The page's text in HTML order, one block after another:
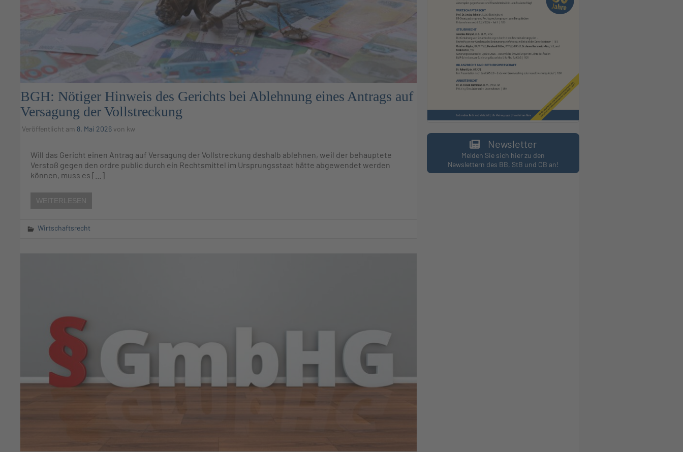
BGH: Nötiger Hinweis des Gerichts bei Ablehnung eines Antrags auf
Versagung der Vollstreckung
Veröffentlicht am 8. Mai 2026von kw
Will das Gericht einen Antrag auf Versagung der Vollstreckung deshalb ablehnen, weil der behauptete
Verstoß gegen den ordre public durch ein Rechtsmittel im Ursprungsstaat hätte abgewendet werden
können, muss es […]
WEITERLESEN
Wirtschaftsrecht
Newsletter
Melden Sie sich hier zu den
Newslettern des BB, StB und CB an!